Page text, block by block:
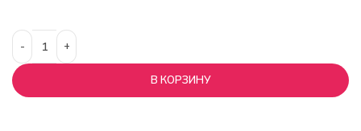
В КОРЗИНУ